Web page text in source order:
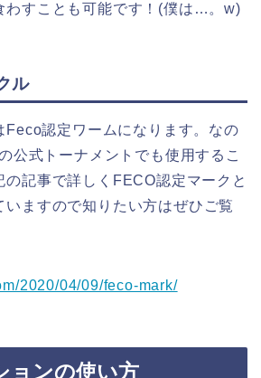
わすことも可能です！(僕は…。w)
ル
Feco認定ワームになります。なの
公式トーナメントでも使用するこ
の記事で詳しくFECO認定マークと
いますので知りたい方はぜひご覧
2020/04/09/feco-mark/
ョンの使い方